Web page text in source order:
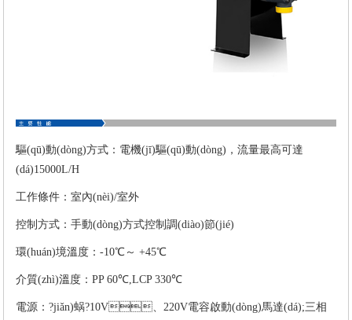
驅(qū)動(dòng)方式：電機(jī)驅(qū)動(dòng)，流量最高可達
(dá)15000L/H
工作條件：室內(nèi)/室外
控制方式：手動(dòng)方式控制調(diào)節(jié)
環(huán)境溫度：-10℃～ +45℃
介質(zhì)溫度：PP 60℃,LCP 330℃
電源：?jiǎn)蜗?10V、220V電容啟動(dòng)馬達(dá);三相